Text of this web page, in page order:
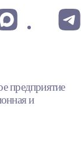
предприятие
и